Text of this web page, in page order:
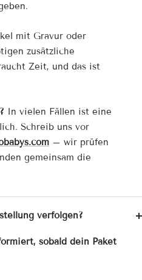
mit Gravur oder
zusätzliche
Zeit, und das ist
In vielen Fällen ist eine
Schreib uns vor
– wir prüfen
gemeinsam die
verfolgen?
sobald dein Paket